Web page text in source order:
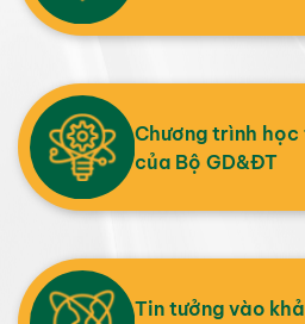
Chương trình học
của Bộ GD&ĐT
Tin tưởng vào